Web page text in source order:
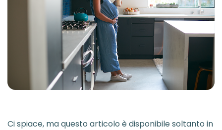
Ci spiace, ma questo articolo è disponibile soltanto in